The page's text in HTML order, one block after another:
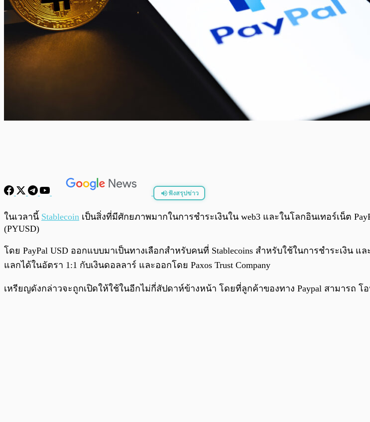
ฟังสรุปข่าว
พร้อมเล่น
ในเวลานี้ Stablecoin เป็นสิ่งที่มีศักยภาพมากในการชำระเงินใน web3 และในโลกอินเทอร์เน็ต
(PYUSD)
โดย PayPal USD ออกแบบมาเป็นทางเลือกสำหรับคนที่ Stablecoins สำหรับใช้ในการชำระเงิน
แลกได้ในอัตรา 1:1 กับเงินดอลลาร์ และออกโดย Paxos Trust Company
เหรียญดังกล่าวจะถูกเปิดให้ใช้ในอีกไม่กี่สัปดาห์ข้างหน้า โดยที่ลูกค้าของทาง Paypal สามารถ